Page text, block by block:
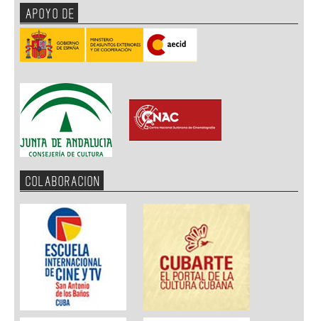
APOYO DE
COLABORACION